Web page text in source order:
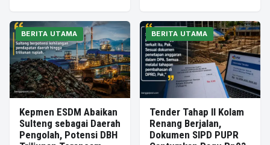
BERITA UTAMA
Kepmen ESDM Abaikan
Sulteng sebagai Daerah
Pengolah, Potensi DBH
BERITA UTAMA
Tender Tahap II Kolam
Renang Berjalan,
Dokumen SIPD PUPR